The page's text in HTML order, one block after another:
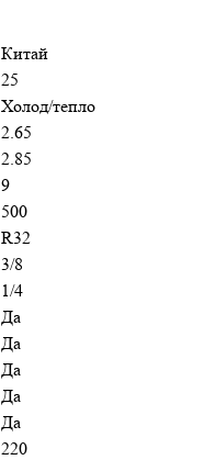
Китай
25
Холод/тепло
2.65
2.85
9
500
R32
3/8
1/4
Да
Да
Да
Да
Да
220